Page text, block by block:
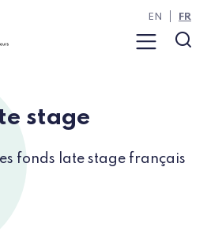
cookies
Menu
EN FR
stage
fonds late stage français